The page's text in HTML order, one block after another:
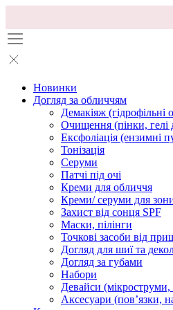
Новинки
Догляд за обличчям
Демакіяж (гідрофільні
Очищення (пінки, гелі
Ексфоліація (ензимні
Тонізація
Серуми
Патчі під очі
Креми для обличчя
Креми/ серуми для
Захист від сонця SPF
Маски, пілінги
Точкові засоби від
Догляд для шиї та
Догляд за губами
Набори
Девайси
Аксесуари (повʼязки,